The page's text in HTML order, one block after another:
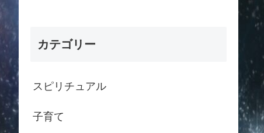
カテゴリー
スピリチュアル
子育て